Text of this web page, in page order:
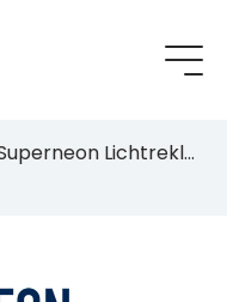
Superneon Lichtreklame B.V.